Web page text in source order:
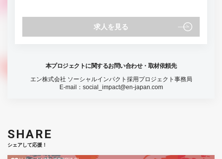
求人を見る
本プロジェクトに関するお問い合わせ・取材依頼先
エン株式会社 ソーシャルインパクト採用プロジェクト事務局
E-mail： social_impact@en-japan.com
SHARE
シェアして応援！